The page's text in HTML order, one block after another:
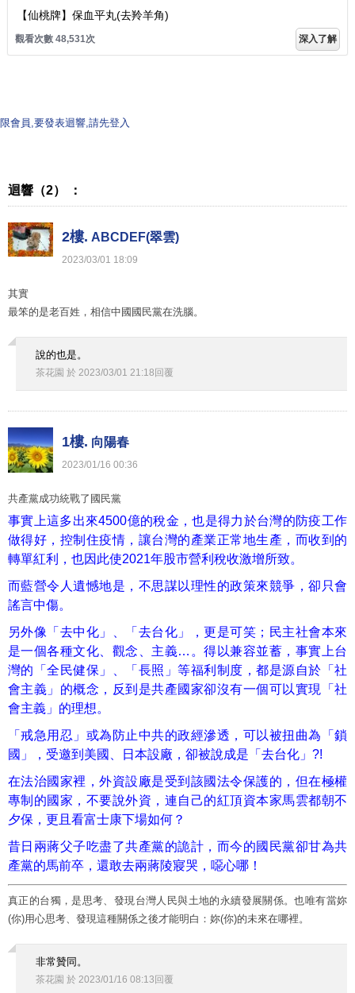
【仙桃牌】保血平丸(去羚羊角)
觀看次數 48,535次 深入了解
限會員,要發表迴響,請先登入
迴響（2） ：
2樓. ABCDEF(翠雲)
2023/03/01 18:09
其實
最笨的是老百姓，相信中國國民黨在洗腦。
說的也是。
茶花園 於 2023/03/01 21 :18回覆
1樓. 向陽春
2023/01 /16 00:36
共產黨成功統戰了國民黨
事實上這多出來4500億的稅金，也是得力於台灣的防疫工作
做得好，控制住疫情，讓台灣的產業正常地生產，而收到的
轉單紅利，也因此使2021年股市營利稅收激增所致。
而藍營令人遺憾地是，不思謀以理性的政策來競爭，卻 只會
謠言中傷。
另外像「去中化」、「去台化」，更是可笑；民主社會本來
是一個各種文化、觀念、 主義…。得以兼容並蓄，事實上台
灣的「全民健保」、「長照」等福利制度，都是源自於「社
會主義」的概念，反到是共產國家卻沒有一個可以實現
「社
會主義」 的理想。
「戒急用忍」或為防止中共的政經滲透，可以被扭曲為「鎖
國」，受邀到美國、日本設廠，卻被說成是「去台化」?!
在法治國家裡，外資設廠是受到該國法令保護的，但在極權
專制的國家，不要說外資，連自己的紅頂資本家馬雲都朝不
夕保，更且看富士康下場如何？
昔日 兩蔣父子吃盡了共產黨的詭計，而今的國民黨卻甘為共
產黨的馬前卒，還敢去兩蔣陵寢哭，噁心哪！
真正的台獨，是思考、發現台灣人民與土地的永續發展關係。也唯有當妳
(你)用心思考、發現這種關係之後才能明白：妳(你)的未來在哪裡。
非常贊同。
茶花園 於 2023/01 /16 08:13回覆